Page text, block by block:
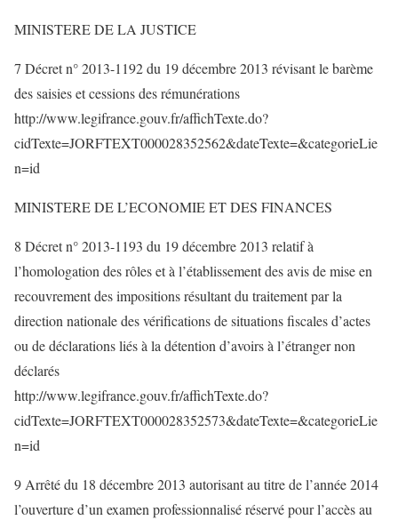
MINISTERE DE LA JUSTICE
7 Décret n° 2013-1192 du 19 décembre 2013 révisant le barème
des saisies et cessions des rémunérations
http://www.legifrance.gouv.fr/affichTexte.do?
cidTexte=JORFTEXT000028352562&dateTexte=&categorieLie
n=id
MINISTERE DE L’ECONOMIE ET DES FINANCES
8 Décret n° 2013-1193 du 19 décembre 2013 relatif à
l’homologation des rôles et à l’établissement des avis de mise en
recouvrement des impositions résultant du traitement par la
direction nationale des vérifications de situations fiscales d’actes
ou de déclarations liés à la détention d’avoirs à l’étranger non
déclarés
http://www.legifrance.gouv.fr/affichTexte.do?
cidTexte=JORFTEXT000028352573&dateTexte=&categorieLie
n=id
9 Arrêté du 18 décembre 2013 autorisant au titre de l’année 2014
l’ouverture d’un examen professionnalisé réservé pour l’accès au